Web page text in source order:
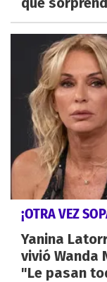
¡OTRA VEZ
Yanina
vivió Wanda
"Le pasan